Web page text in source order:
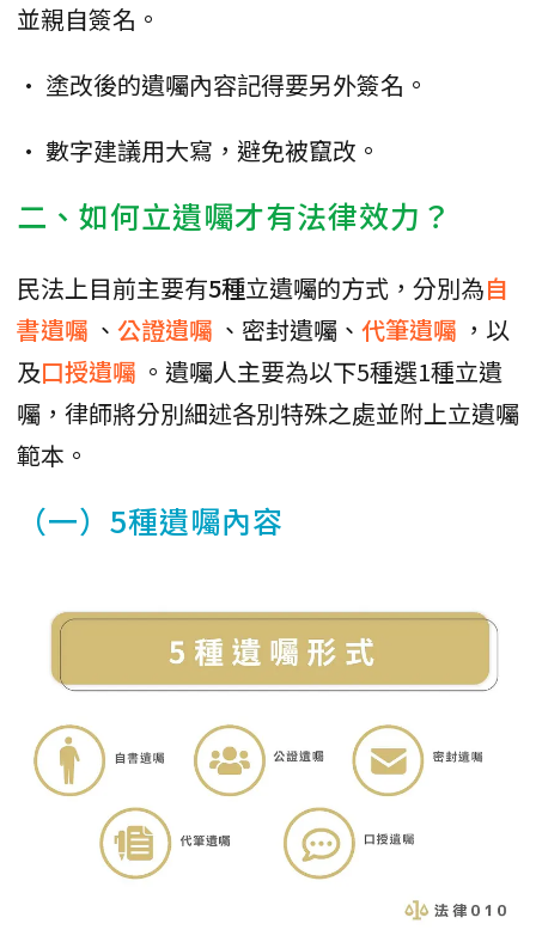
並親自簽名。
• 塗改後的遺囑內容記得要另外簽名。
• 數字建議用大寫，避免被竄改。
二、如何立遺囑才有法律效力？
民法上目前主要有5種立遺囑的方式，分別為自
書遺囑 、 公證遺囑 、密封遺囑、 代筆遺囑 ，以
及口授遺囑 。遺囑人主要為以下5種選1種立遺
囑，律師將分別細述各別特殊之處並附上立遺囑
範本。
（一）5種遺囑內容